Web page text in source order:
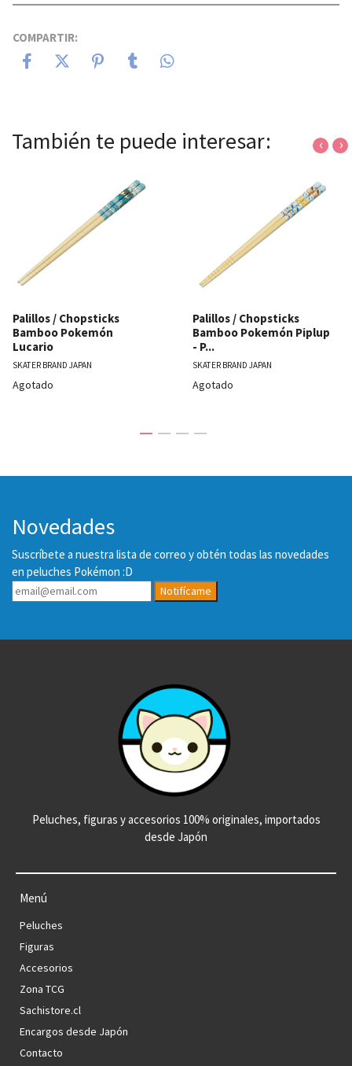
COMPARTIR:
También te puede interesar:
Palillos / Chopsticks
Bamboo Pokemón
Lucario
SKATER BRAND JAPAN
Agotado
Palillos / Chopsticks
Bamboo Pokemón Piplup
- P...
SKATER BRAND JAPAN
Agotado
‹ ›
Novedades
Suscríbete a nuestra lista de correo y obtén todas las novedades
en peluches Pokémon :D
Notifícame
Peluches, figuras y accesorios 100% originales, importados
desde Japón
Menú
Peluches
Figuras
Accesorios
Zona TCG
Sachistore.cl
Encargos desde Japón
Contacto